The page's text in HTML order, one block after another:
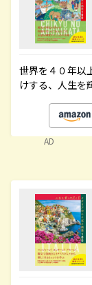
世界を４０年以
けする、人生を
AD